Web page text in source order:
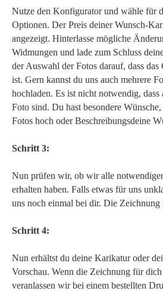
Nutze den Konfigurator und wähle für
Optionen. Der Preis deiner Wunsch-
angezeigt. Hinterlasse mögliche
Widmungen und lade zum Schluss
der Auswahl der Fotos darauf, dass das
ist. Gern kannst du uns auch mehrere
hochladen. Es ist nicht notwendig, dass
Foto sind. Du hast besondere
Fotos hoch oder Beschreibungsdeine
Schritt 3:
Nun prüfen wir, ob wir alle
erhalten haben. Falls etwas für uns
uns noch einmal bei dir. Die Zeichnung
Schritt 4:
Nun erhältst du deine Karikatur oder
Vorschau. Wenn die Zeichnung für
veranlassen wir bei einem bestellten